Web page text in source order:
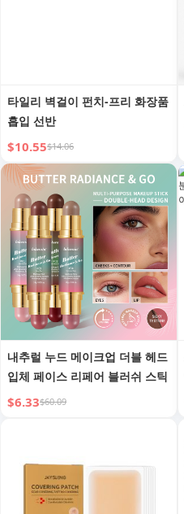
타일리 벽걸이 펀치-프리 화장품
흡입 선반
$10.55$14.06
내추럴 누드 메이크업 더블 헤드
입체 페이스 리페어 블러쉬 스틱
$6.33$60.09